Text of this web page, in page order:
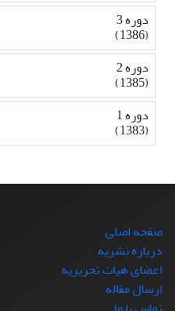
دوره 3
(1386)
دوره 2
(1385)
دوره 1
(1383)
صفحه اصلی
درباره نشریه
اعضای هیات تحریریه
ارسال مقاله